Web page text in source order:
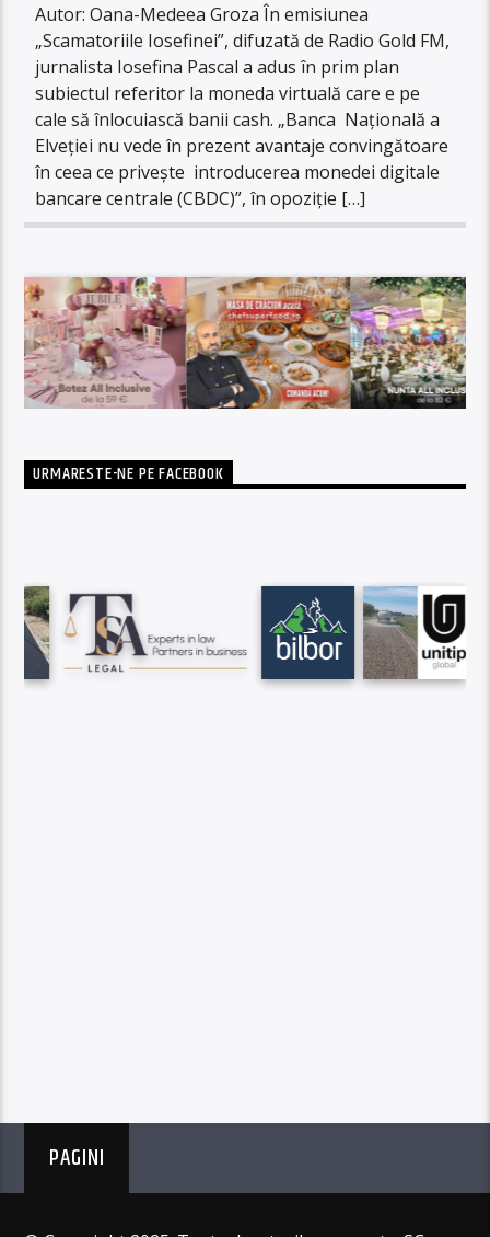
Autor: Oana-Medeea Groza În emisiunea
„Scamatoriile Iosefinei”, difuzată de Radio Gold FM,
jurnalista Iosefina Pascal a adus în prim plan
subiectul referitor la moneda virtuală care e pe
cale să înlocuiască banii cash. „Banca Națională a
Elveției nu vede în prezent avantaje convingătoare
în ceea ce privește introducerea monedei digitale
bancare centrale (CBDC)”, în opoziție […]
URMARESTE-NE PE FACEBOOK
PAGINI